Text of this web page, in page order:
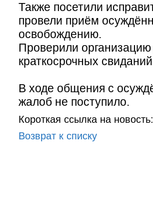
Также посетили
провели приём
освобождению.
Проверили
краткосрочных
В ходе общения с
жалоб не поступило.
Короткая ссылка на новость:
Возврат к списку